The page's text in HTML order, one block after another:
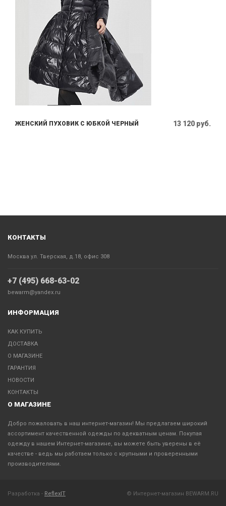
ЖЕНСКИЙ ПУХОВИК С ЮБКОЙ ЧЕРНЫЙ 13 120 руб.
КОНТАКТЫ
Москва ул. Тверская, д.18, офис 308
+7 (495) 668-63-02
bewarm@yandex.ru
ИНФОРМАЦИЯ
КАК КУПИТЬ
ДОСТАВКА
О МАГАЗИНЕ
ГАРАНТИЯ
НОВОСТИ
КОНТАКТЫ
О МАГАЗИНЕ
Добро пожаловать в наш интернет-магазин! Мы предлагаем широкий
ассортимент качественной одежды по адекватным ценам. Покупая
одежду в нашем Интернет-магазине, вы можете быть уверены в её
качестве - ведь мы работаем только с крупными и проверенными
производителями.
Разработка - ReflexIT © Интернет-магазин BEWARM.RU